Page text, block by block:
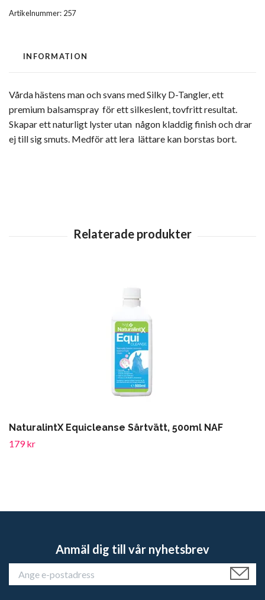
Artikelnummer: 257
INFORMATION
Vårda hästens man och svans med Silky D-Tangler, ett
premium balsamspray för ett silkeslent, tovfritt resultat.
Skapar ett naturligt lyster utan någon kladdig finish och drar
ej till sig smuts. Medför att lera lättare kan borstas bort.
NaturalintX Equicleanse Sårtvätt, 500ml NAF
179 kr
Anmäl dig till vår nyhetsbrev